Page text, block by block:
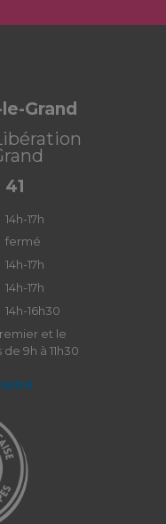
Grand
14h-17h
fermé
14h-17h
14h-17h
14h-16h30
et le
9h à 11h30